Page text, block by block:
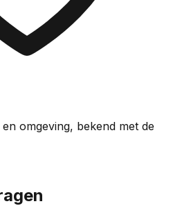
omgeving, bekend met de